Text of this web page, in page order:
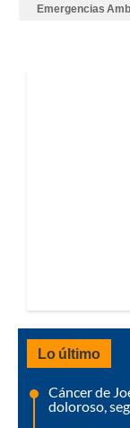
Emergencias
Lo último
Cáncer de
doloroso,